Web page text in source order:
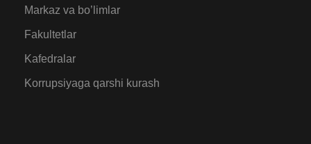
Markaz va bo’limlar
Fakultetlar
Kafedralar
Korrupsiyaga qarshi kurash